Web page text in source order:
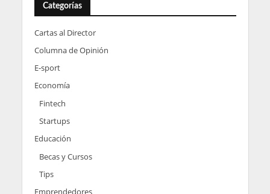
Categorías
Cartas al Director
Columna de Opinión
E-sport
Economía
Fintech
Startups
Educación
Becas y Cursos
Tips
Emprendedores